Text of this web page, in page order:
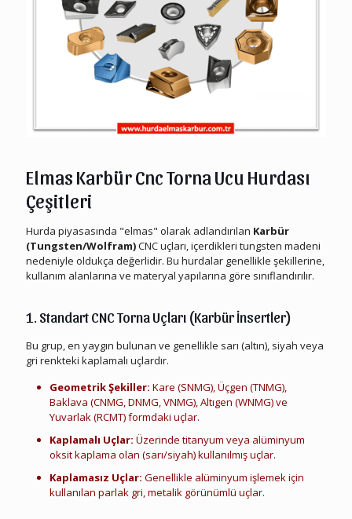
Elmas Karbür Cnc Torna Ucu Hurdası
Çeşitleri
Hurda piyasasında "elmas" olarak adlandırılan Karbür
(Tungsten/Wolfram)CNC uçları, içerdikleri tungsten madeni
nedeniyle oldukça değerlidir. Bu hurdalar genellikle şekillerine,
kullanım alanlarına ve materyal yapılarına göre sınıflandırılır.
1. Standart CNC Torna Uçları (Karbür İnsertler)
Bu grup, en yaygın bulunan ve genellikle sarı (altın), siyah veya
gri renkteki kaplamalı uçlardır.
Geometrik Şekiller: Kare (SNMG), Üçgen (TNMG),
Baklava (CNMG, DNMG, VNMG), Altıgen (WNMG) ve
Yuvarlak (RCMT) formdaki uçlar.
Kaplamalı Uçlar: Üzerinde titanyum veya alüminyum
oksit kaplama olan (sarı/siyah) kullanılmış uçlar.
Kaplamasız Uçlar: Genellikle alüminyum işlemek için
kullanılan parlak gri, metalik görünümlü uçlar.